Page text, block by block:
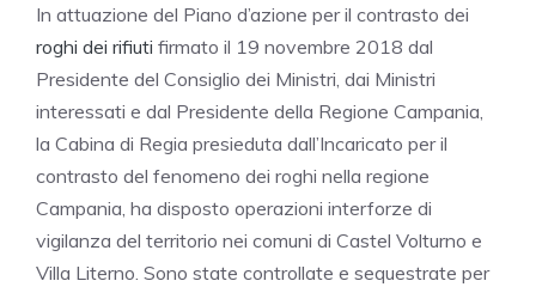
In attuazione del Piano d’azione per il contrasto dei
roghi dei rifiuti firmato il 19 novembre 2018 dal
Presidente del Consiglio dei Ministri, dai Ministri
interessati e dal Presidente della Regione Campania,
la Cabina di Regia presieduta dall’Incaricato per il
contrasto del fenomeno dei roghi nella regione
Campania, ha disposto operazioni interforze di
vigilanza del territorio nei comuni di Castel Volturno e
Villa Literno. Sono state controllate e sequestrate per